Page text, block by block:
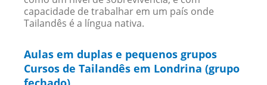
capacidade de trabalhar em um país onde
Tailandês é a língua nativa.
Aulas em duplas e pequenos grupos
Cursos de Tailandês em Londrina (grupo